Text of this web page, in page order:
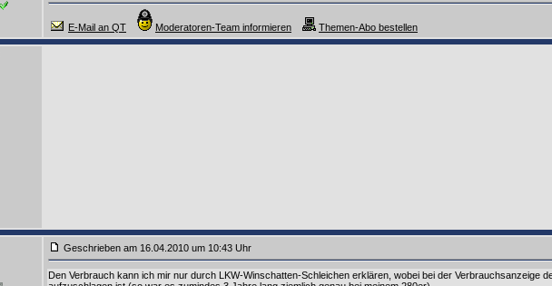
E-Mail an QT Moderatoren-Team informieren Themen-Abo bestellen
Geschrieben am 16.04.2010 um 10:43 Uhr
Den Verbrauch kann ich mir nur durch LKW-Winschatten-Schleichen erklären, wobei bei der Verbrauchsanzeige